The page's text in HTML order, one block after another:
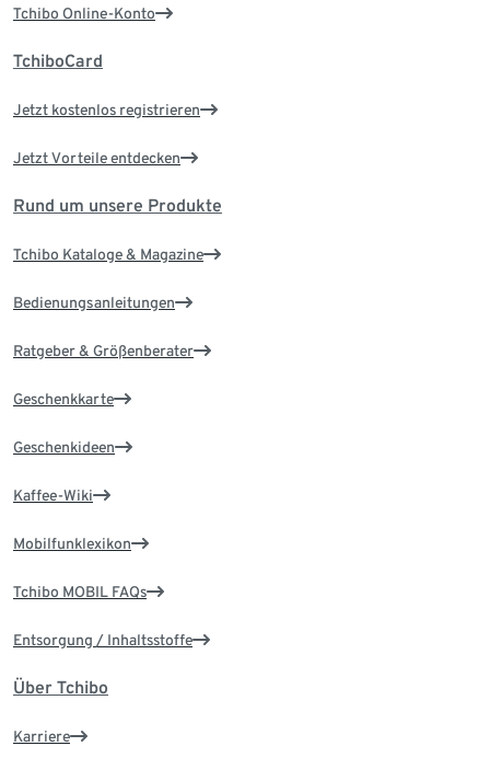
Tchibo Online-Konto
TchiboCard
Jetzt kostenlos registrieren
Jetzt Vorteile entdecken
Rund um unsere Produkte
Tchibo Kataloge & Magazine
Bedienungsanleitungen
Ratgeber & Größenberater
Geschenkkarte
Geschenkideen
Kaffee-Wiki
Mobilfunklexikon
Tchibo MOBIL FAQs
Entsorgung / Inhaltsstoffe
Über Tchibo
Karriere